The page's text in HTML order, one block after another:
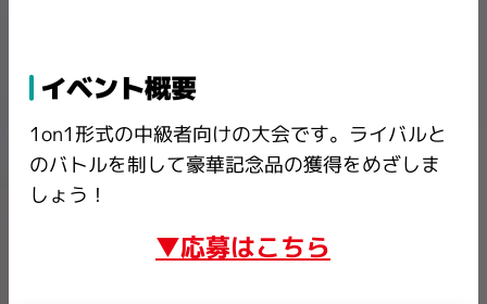
イベント概要
1on1形式の中級者向けの大会です。ライバルと
のバトルを制して豪華記念品の獲得をめざしま
しょう！
▼応募はこちら